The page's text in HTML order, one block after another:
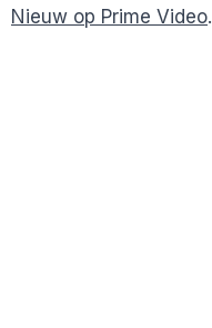
Nieuw op Prime Video.